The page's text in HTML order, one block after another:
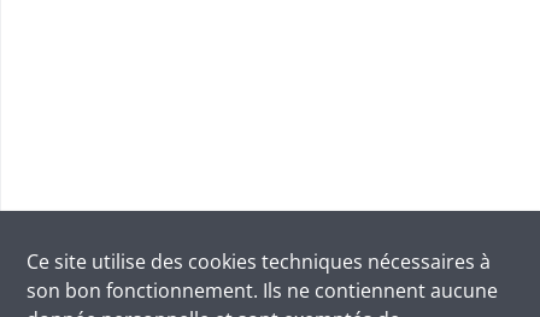
Ce site utilise des cookies techniques nécessaires à
son bon fonctionnement. Ils ne contiennent aucune